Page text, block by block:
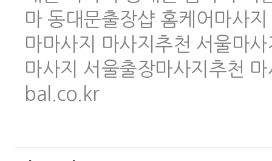
마 동대문출장샵 홈케어마사
마마사지 마사지추천 서울마
마사지 서울출장마사지추천
bal.co.kr